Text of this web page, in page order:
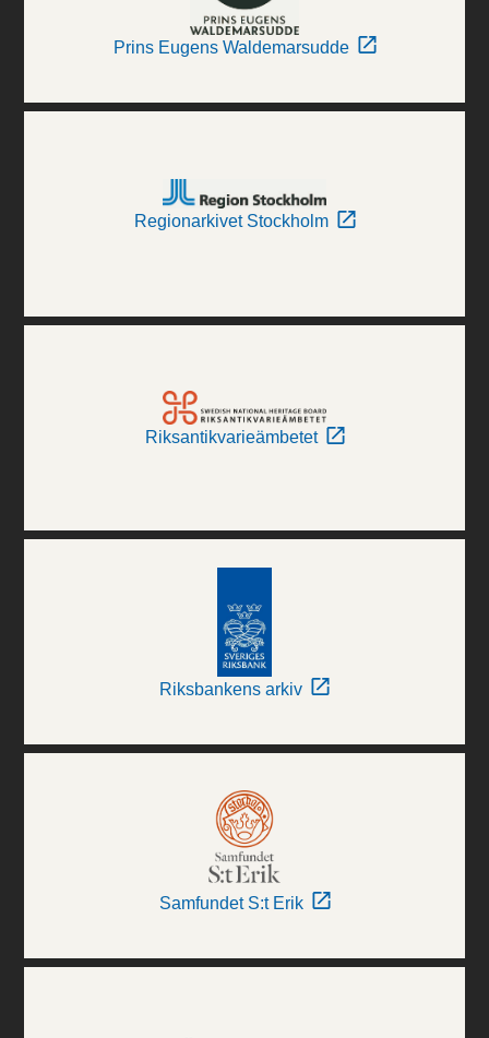
Prins Eugens Waldemarsudde
Regionarkivet Stockholm
Riksantikvarieämbetet
Riksbankens arkiv
Samfundet S:t Erik